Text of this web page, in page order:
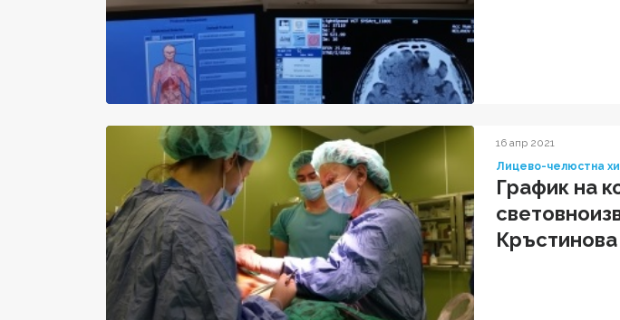
16 апр 2021
Лицево-челюстна
График на
Кръстинова